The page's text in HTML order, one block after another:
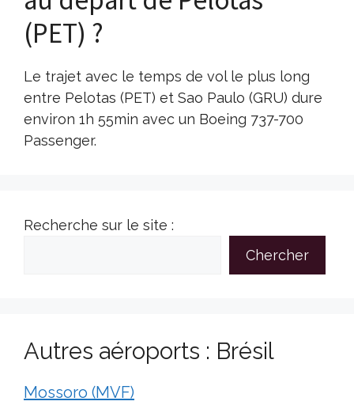
(PET) ?
Le trajet avec le temps de vol le plus long
entre Pelotas (PET) et Sao Paulo (GRU) dure
environ 1h 55min avec un Boeing 737-700
Passenger.
Recherche sur le site :
Chercher
Autres aéroports : Brésil
Mossoro (MVF)